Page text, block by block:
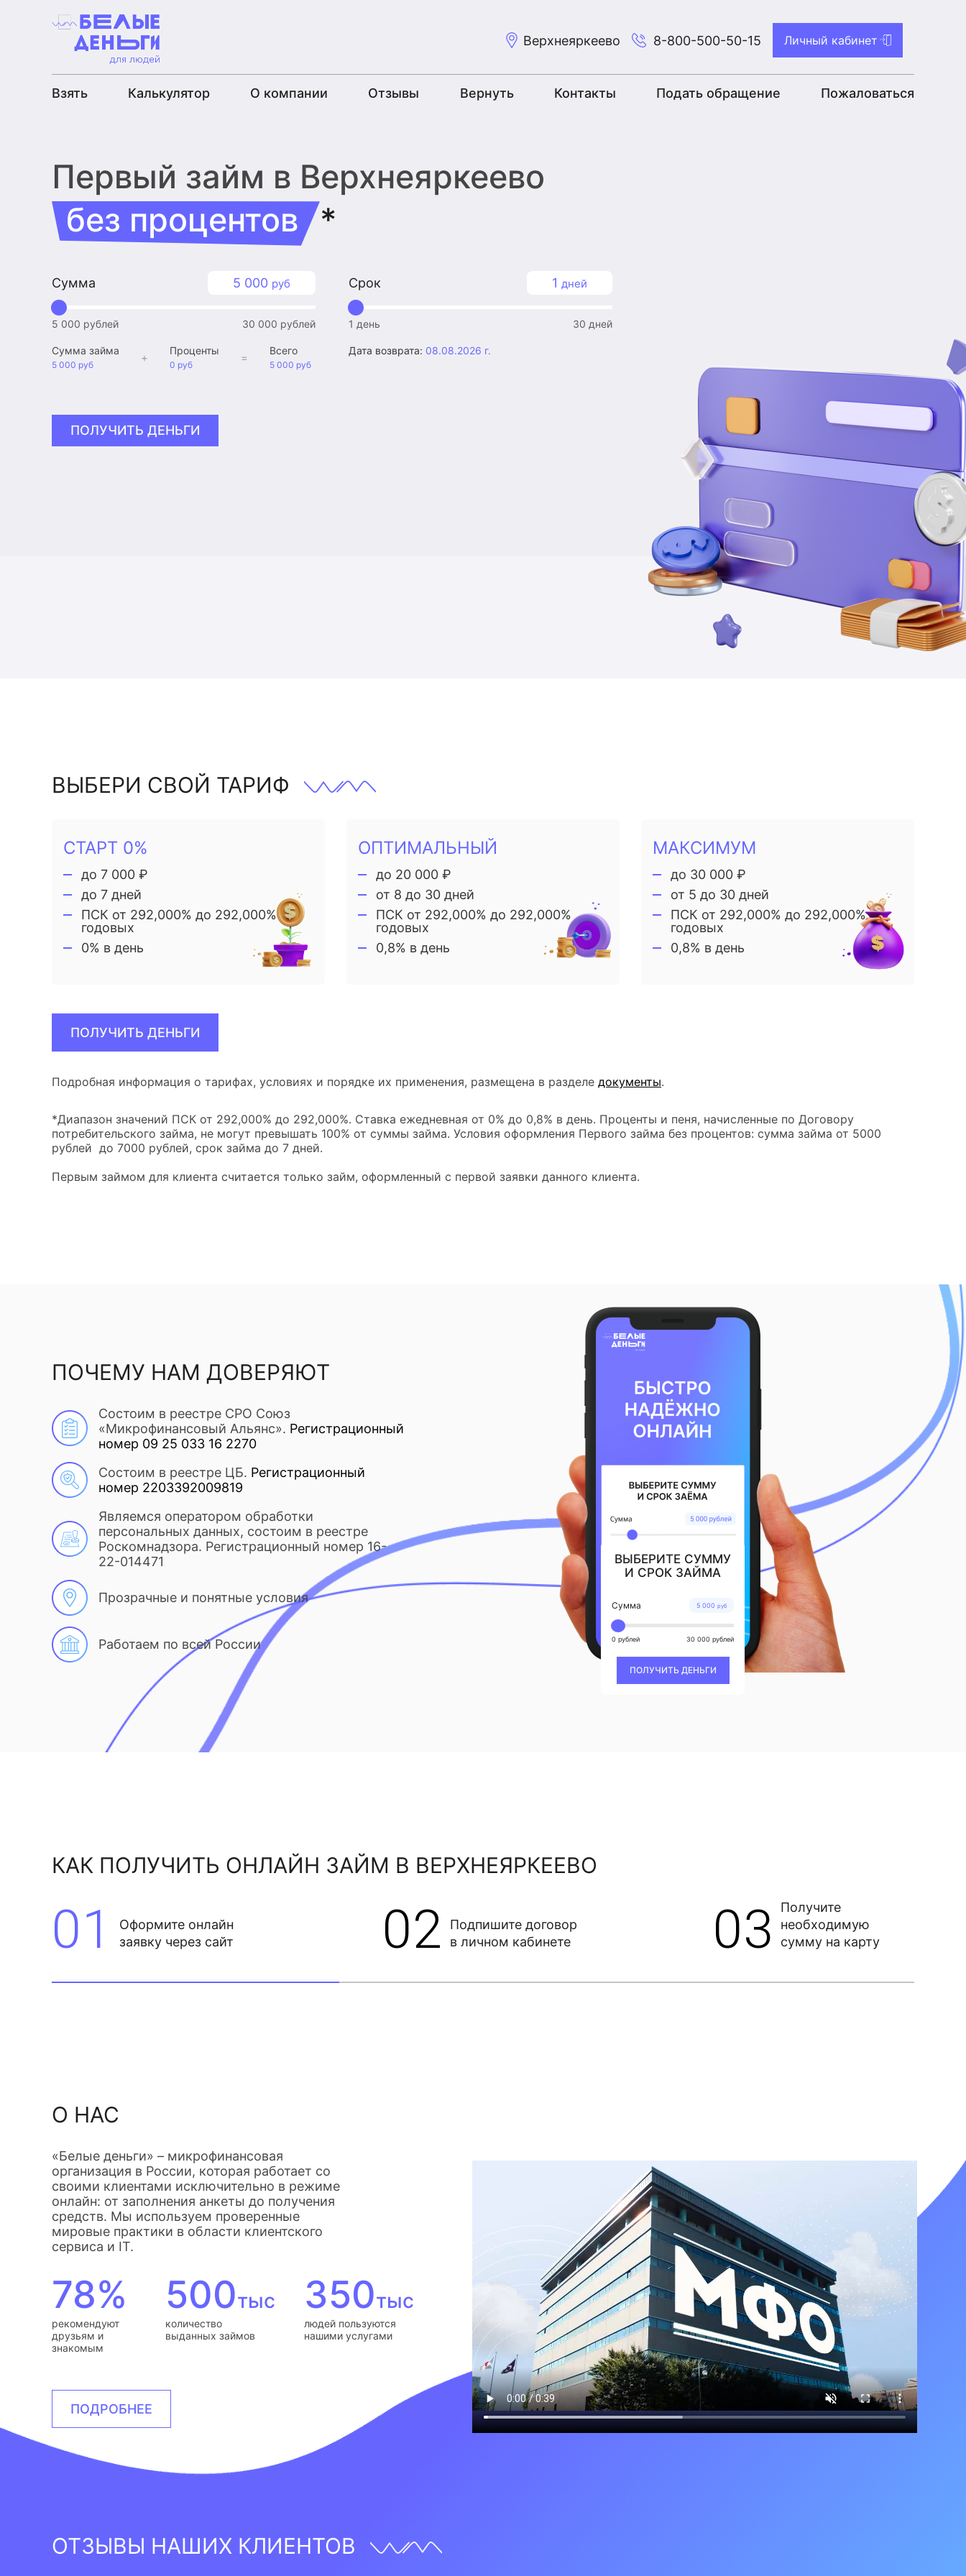
Верхнеяркеево 8-800-500-50-15 Личный кабинет
Взять Калькулятор О компании Отзывы Вернуть Контакты Подать обращение Пожаловаться
Первый займ в Верхнеяркеево
без процентов
*
5 000 руб
Сумма
5 000 рублей 30 000 рублей
1 дней
Срок
1 день 30 дней
Сумма займа
5 000 руб
+
Проценты
0 руб
=
Всего
5 000 руб
Дата возврата: 08.08.2026 г.
ПОЛУЧИТЬ ДЕНЬГИ
ВЫБЕРИ СВОЙ ТАРИФ
СТАРТ 0%
до 7 000 ₽
до 7 дней
ПСК от 292,000% до 292,000%
годовых
0% в день
ОПТИМАЛЬНЫЙ
до 20 000 ₽
от 8 до 30 дней
ПСК от 292,000% до 292,000%
годовых
0,8% в день
МАКСИМУМ
до 30 000 ₽
от 5 до 30 дней
ПСК от 292,000% до 292,000%
годовых
0,8% в день
ПОЛУЧИТЬ ДЕНЬГИ
Подробная информация о тарифах, условиях и порядке их применения, размещена в разделе документы.
*Диапазон значений ПСК от 292,000% до 292,000%. Ставка ежедневная от 0% до 0,8% в день. Проценты и пеня, начисленные по Договору
потребительского займа, не могут превышать 100% от суммы займа. Условия оформления Первого займа без процентов: сумма займа от 5000
рублей до 7000 рублей, срок займа до 7 дней.
Первым займом для клиента считается только займ, оформленный с первой заявки данного клиента.
ПОЧЕМУ НАМ ДОВЕРЯЮТ
Состоим в реестре СРО Союз
«Микрофинансовый Альянс». Регистрационный
номер 09 25 033 16 2270
Состоим в реестре ЦБ. Регистрационный
номер 2203392009819
Являемся оператором обработки
персональных данных, состоим в реестре
Роскомнадзора. Регистрационный номер 16-
22-014471
Прозрачные и понятные условия
Работаем по всей России
ВЫБЕРИТЕ СУММУ
И СРОК ЗАЙМА
5 000 руб
Сумма
0 рублей 30 000 рублей
ПОЛУЧИТЬ ДЕНЬГИ
КАК ПОЛУЧИТЬ ОНЛАЙН ЗАЙМ В ВЕРХНЕЯРКЕЕВО
01
Оформите онлайн
заявку через сайт
02
Подпишите договор
в личном кабинете
03
Получите
необходимую
сумму на карту
О НАС
«Белые деньги» – микрофинансовая
организация в России, которая работает со
своими клиентами исключительно в режиме
онлайн: от заполнения анкеты до получения
средств. Мы используем проверенные
мировые практики в области клиентского
сервиса и IT.
78%
рекомендуют
друзьям и
знакомым
500тыс
количество
выданных займов
350тыс
людей пользуются
нашими услугами
ПОДРОБНЕЕ
ОТЗЫВЫ НАШИХ КЛИЕНТОВ